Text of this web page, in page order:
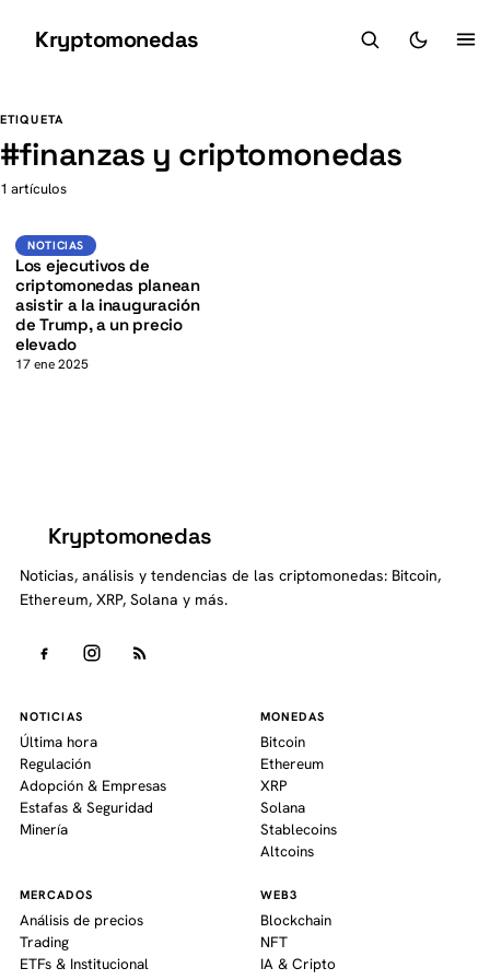
Kryptomonedas
ETIQUETA
#finanzas y criptomonedas
1 artículos
Noticias
K
NOTICIAS
Los ejecutivos de
criptomonedas planean
asistir a la inauguración
de Trump, a un precio
elevado
17 ene 2025
Kryptomonedas
Noticias, análisis y tendencias de las criptomonedas: Bitcoin,
Ethereum, XRP, Solana y más.
NOTICIAS
Última hora
Regulación
Adopción & Empresas
Estafas & Seguridad
Minería
MONEDAS
Bitcoin
Ethereum
XRP
Solana
Stablecoins
Altcoins
MERCADOS
Análisis de precios
Trading
ETFs & Institucional
WEB3
Blockchain
NFT
IA & Cripto